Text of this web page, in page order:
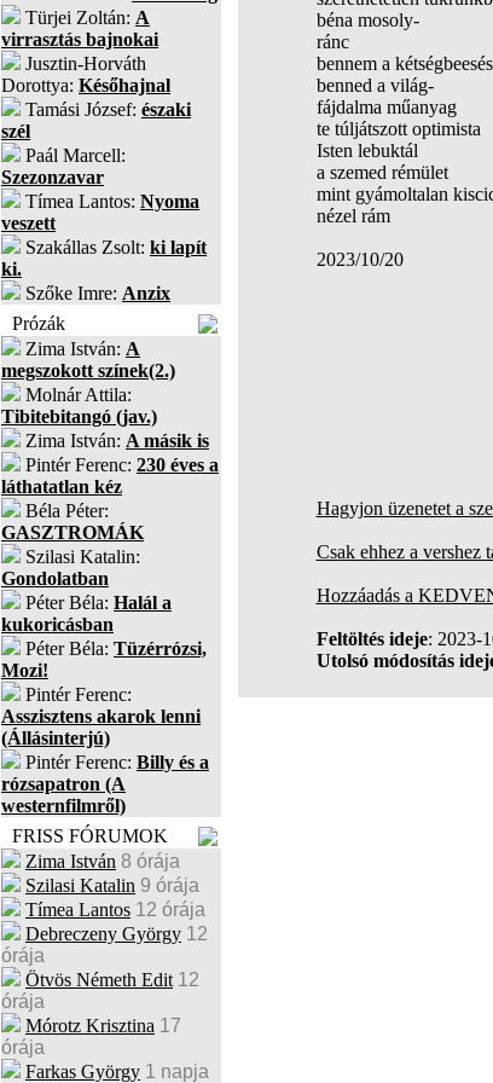
Türjei Zoltán: A
virrasztás bajnokai
Jusztin-Horváth
Dorottya: Későhajnal
Tamási József: északi
szél
Paál Marcell:
Szezonzavar
Tímea Lantos: Nyoma
veszett
Szakállas Zsolt: ki lapít
ki.
Szőke Imre: Anzix
Prózák
Zima István: A
megszokott színek(2.)
Molnár Attila:
Tibitebitangó (jav.)
Zima István: A másik is
Pintér Ferenc: 230 éves a
láthatatlan kéz
Béla Péter:
GASZTROMÁK
Szilasi Katalin:
Gondolatban
Péter Béla: Halál a
kukoricásban
Péter Béla: Tüzérrózsi,
Mozi!
Pintér Ferenc:
Asszisztens akarok lenni
(Állásinterjú)
Pintér Ferenc: Billy és a
rózsapatron (A
westernfilmről)
FRISS FÓRUMOK
Zima István 8 órája
Szilasi Katalin 9 órája
Tímea Lantos 12 órája
Debreczeny György 12
órája
Ötvös Németh Edit 12
órája
Mórotz Krisztina 17
órája
Farkas György 1 napja
béna mosoly-
ránc
bennem a kétségbeesés
benned a világ-
fájdalma műanyag
te túljátszott optimista
Isten lebuktál
a szemed rémület
mint gyámoltalan
nézel rám
2023/10/20
Hagyjon üzenetet a
Csak ehhez a vershez
Hozzáadás a
Feltöltés ideje: 2023-
Utolsó módosítás